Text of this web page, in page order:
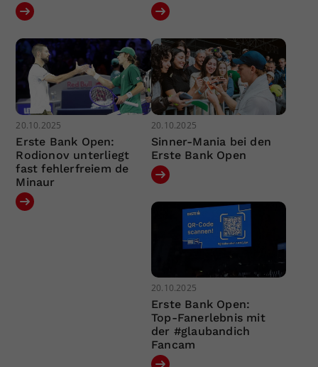
20.10.2025
Erste Bank Open:
Rodionov unterliegt
fast fehlerfreiem de
Minaur
20.10.2025
Sinner-Mania bei den
Erste Bank Open
20.10.2025
Erste Bank Open:
Top-Fanerlebnis mit
der #glaubandich
Fancam